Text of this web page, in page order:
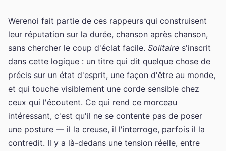
Werenoi fait partie de ces rappeurs qui construisent
leur réputation sur la durée, chanson après chanson,
sans chercher le coup d'éclat facile. Solitaire s'inscrit
dans cette logique : un titre qui dit quelque chose de
précis sur un état d'esprit, une façon d'être au monde,
et qui touche visiblement une corde sensible chez
ceux qui l'écoutent. Ce qui rend ce morceau
intéressant, c'est qu'il ne se contente pas de poser
une posture — il la creuse, il l'interroge, parfois il la
contredit. Il y a là-dedans une tension réelle, entre